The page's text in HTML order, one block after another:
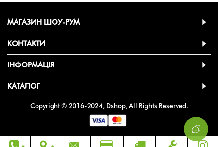
МАГАЗИН ШОУ-РУМ
КОНТАКТИ
ІНФОРМАЦІЯ
КАТАЛОГ
Copyright © 2016-2024, Dshop, All Rights Reserved.